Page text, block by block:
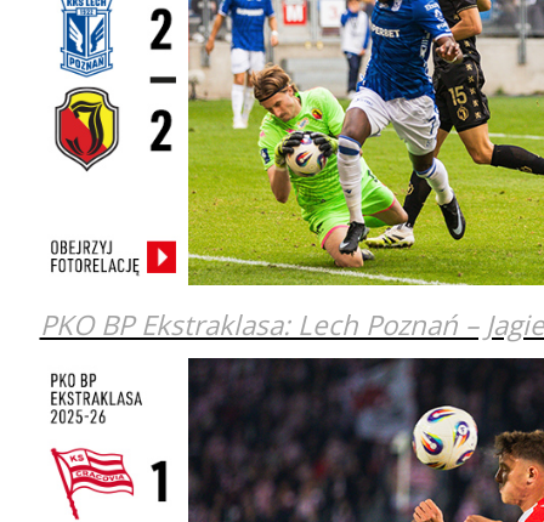
PKO BP Ekstraklasa: Lech Poznań –